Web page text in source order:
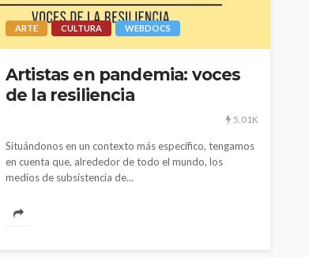
ARTE CULTURA WEBDOCS
Artistas en pandemia: voces
de la resiliencia
5.01K
Situándonos en un contexto más específico, tengamos
en cuenta que, alrededor de todo el mundo, los
medios de subsistencia de...